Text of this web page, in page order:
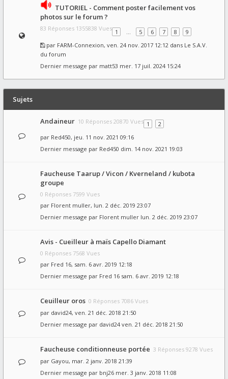
TUTORIEL - Comment poster facilement vos
photos sur le forum ?
83 Réponses 1355838 Vues 1 … 5 6 7 8
9
par FARM-Connexion, ven. 24 nov. 2017 12:12 dans Le S.A.V.
du forum
Dernier message par matt53 mer. 17 juil. 2024 15:24
Sujets
Andaineur 10 Réponses 20870 Vues 1
2
par Red450, jeu. 11 nov. 2021 09:16
Dernier message par Red450 dim. 14 nov. 2021 19:03
Faucheuse Taarup / Vicon / Kverneland / kubota
groupe
0 Réponses 7599 Vues
par Florent muller, lun. 2 déc. 2019 23:07
Dernier message par Florent muller lun. 2 déc. 2019 23:07
Avis - Cueilleur à maïs Capello Diamant
0 Réponses 7568 Vues
par Fred 16, sam. 6 avr. 2019 12:18
Dernier message par Fred 16 sam. 6 avr. 2019 12:18
Ceuilleur oros 0 Réponses 7086 Vues
par david24, ven. 21 déc. 2018 21:50
Dernier message par david24 ven. 21 déc. 2018 21:50
Faucheuse conditionneuse portée 3 Réponses 9278 Vues
par Gayou, mar. 2 janv. 2018 21:39
Dernier message par bnj26 mer. 3 janv. 2018 11:08